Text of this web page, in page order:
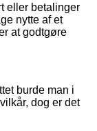
eller betalinger
nytte af et
at godtgøre
burde man i
dog er det